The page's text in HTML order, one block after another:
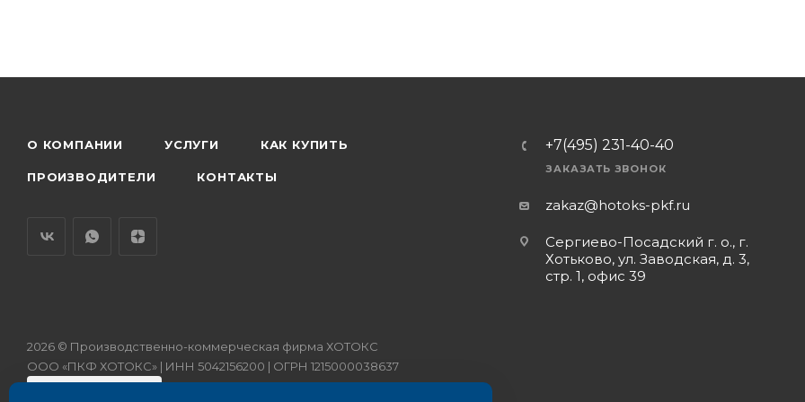
О КОМПАНИИ УСЛУГИ КАК КУПИТЬ
ПРОИЗВОДИТЕЛИ КОНТАКТЫ
+7(495) 231-40-40
ЗАКАЗАТЬ ЗВОНОК
zakaz@hotoks-pkf.ru
Сергиево-Посадский г. о., г.
Хотьково, ул. Заводская, д. 3,
стр. 1, офис 39
2026 © Производственно-коммерческая фирма ХОТОКС
ООО «ПКФ ХОТОКС» | ИНН 5042156200 | ОГРН 1215000038637